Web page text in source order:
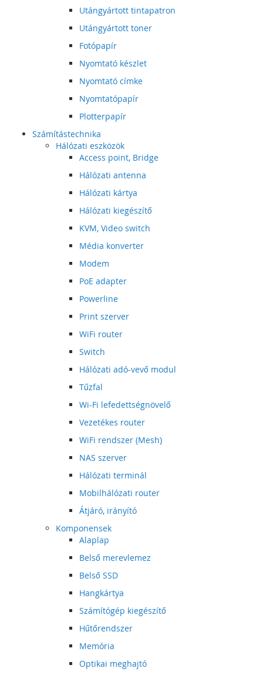
Utángyártott tintapatron
Utángyártott toner
Fotópapír
Nyomtató készlet
Nyomtató címke
Nyomtatópapír
Plotterpapír
Számítástechnika
Hálózati eszközök
Access point, Bridge
Hálózati antenna
Hálózati kártya
Hálózati kiegészítő
KVM, Video switch
Média konverter
Modem
PoE adapter
Powerline
Print szerver
WiFi router
Switch
Hálózati adó-vevő modul
Tűzfal
Wi-Fi lefedettségnövelő
Vezetékes router
WiFi rendszer (Mesh)
NAS szerver
Hálózati terminál
Mobilhálózati router
Átjáró, irányító
Komponensek
Alaplap
Belső merevlemez
Belső SSD
Hangkártya
Számítógép kiegészítő
Hűtőrendszer
Memória
Optikai meghajtó